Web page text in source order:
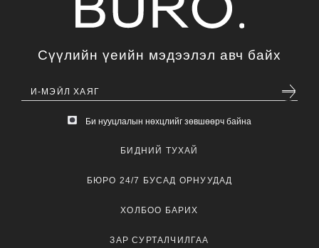
Сүүлийн үеийн мэдээлэл авч байх
Би нууцлалын нөхцлийг зөвшөөрч байна
БИДНИЙ ТУХАЙ
БЮРО 24/7 БУСАД ОРНУУДАД
ХОЛБОО БАРИХ
ЗАР СУРТАЛЧИЛГАА